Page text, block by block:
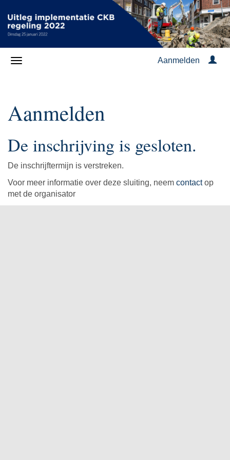
Aanmelden
Aanmelden
De inschrijving is gesloten.
De inschrijftermijn is verstreken.
Voor meer informatie over deze sluiting, neem contactop
met de organisator